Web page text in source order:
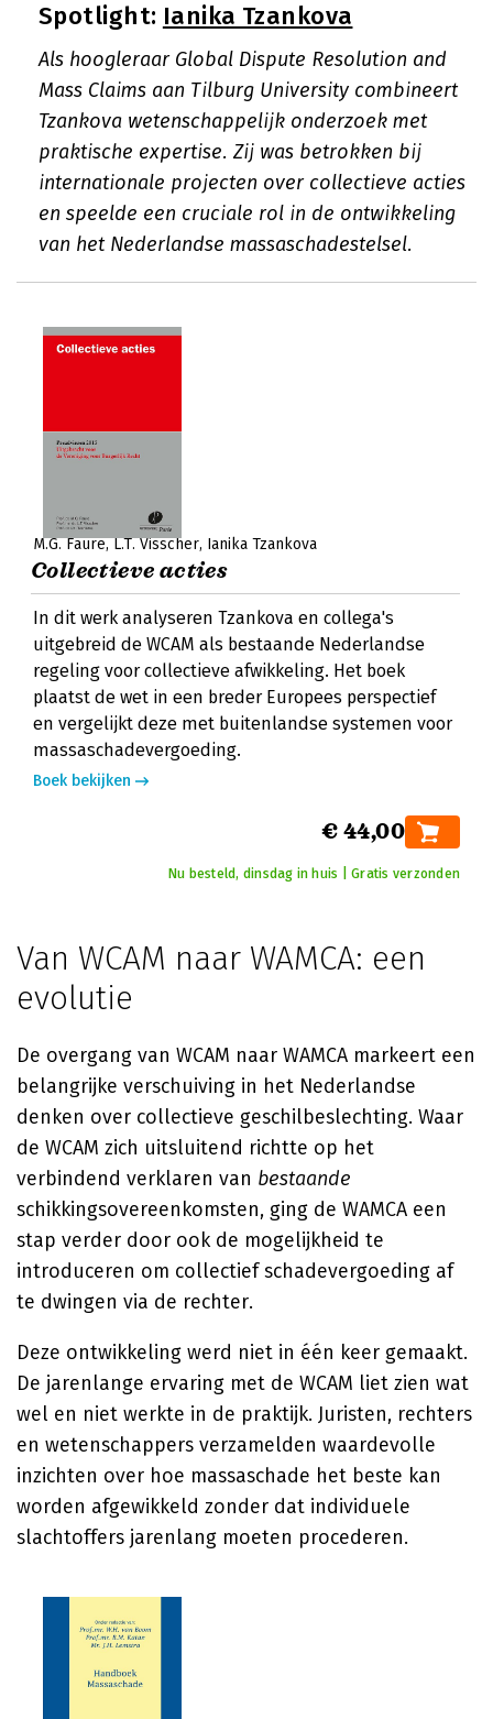
Spotlight: Ianika Tzankova
Als hoogleraar Global Dispute Resolution and
Mass Claims aan Tilburg University combineert
Tzankova wetenschappelijk onderzoek met
praktische expertise. Zij was betrokken bij
internationale projecten over collectieve acties
en speelde een cruciale rol in de ontwikkeling
van het Nederlandse massaschadestelsel.
M.G. Faure L.T. Visscher Ianika Tzankova
Collectieve acties
In dit werk analyseren Tzankova en collega's
uitgebreid de WCAM als bestaande Nederlandse
regeling voor collectieve afwikkeling. Het boek
plaatst de wet in een breder Europees perspectief
en vergelijkt deze met buitenlandse systemen voor
massaschadevergoeding.
Boek bekijken
€ 44,00
Nu besteld, dinsdag in huis | Gratis verzonden
Van WCAM naar WAMCA: een
evolutie
De overgang van WCAM naar WAMCA markeert een
belangrijke verschuiving in het Nederlandse
denken over collectieve geschilbeslechting. Waar
de WCAM zich uitsluitend richtte op het
verbindend verklaren van bestaande
schikkingsovereenkomsten, ging de WAMCA een
stap verder door ook de mogelijkheid te
introduceren om collectief schadevergoeding af
te dwingen via de rechter.
Deze ontwikkeling werd niet in één keer gemaakt.
De jarenlange ervaring met de WCAM liet zien wat
wel en niet werkte in de praktijk. Juristen, rechters
en wetenschappers verzamelden waardevolle
inzichten over hoe massaschade het beste kan
worden afgewikkeld zonder dat individuele
slachtoffers jarenlang moeten procederen.